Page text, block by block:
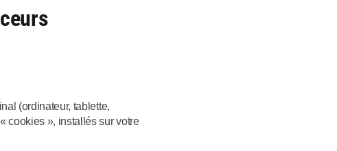
(ordinateur, tablette,
cookies », installés sur votre